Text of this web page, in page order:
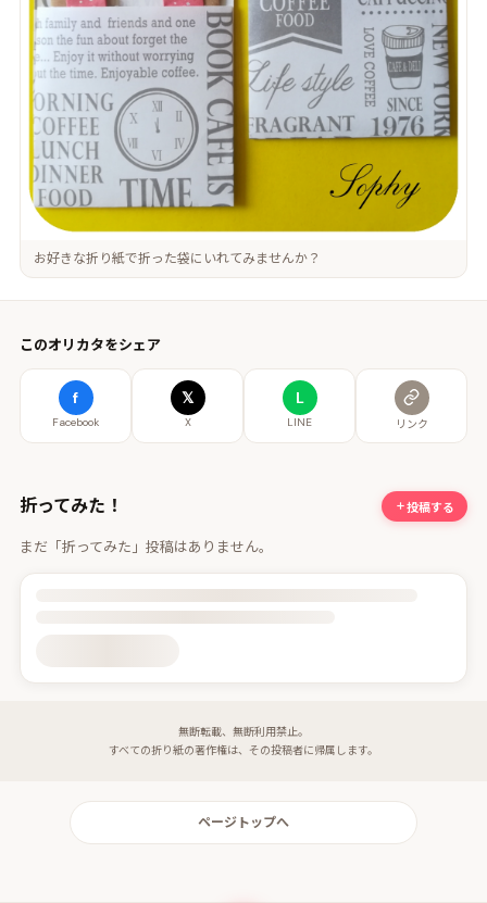
お好きな折り紙で折った袋にいれてみませんか？
このオリカタをシェア
f
Facebook
𝕏
X
L
LINE リンク
折ってみた！ 投稿する
まだ「折ってみた」投稿はありません。
投稿詳細を読み込んでいます
無断転載、無断利用禁止。
すべての折り紙の著作権は、その投稿者に帰属します。
ページトップへ